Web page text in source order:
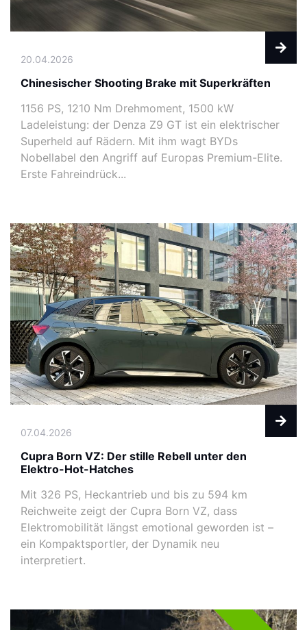
20.04.2026
Chinesischer Shooting Brake mit Superkräften
1156 PS, 1210 Nm Drehmoment, 1500 kW
Ladeleistung: der Denza Z9 GT ist ein elektrischer
Superheld auf Rädern. Mit ihm wagt BYDs
Nobellabel den Angriff auf Europas Premium-Elite.
Erste Fahreindrück...
07.04.2026
Cupra Born VZ: Der stille Rebell unter den
Elektro-Hot-Hatches
Mit 326 PS, Heckantrieb und bis zu 594 km
Reichweite zeigt der Cupra Born VZ, dass
Elektromobilität längst emotional geworden ist –
ein Kompaktsportler, der Dynamik neu
interpretiert.